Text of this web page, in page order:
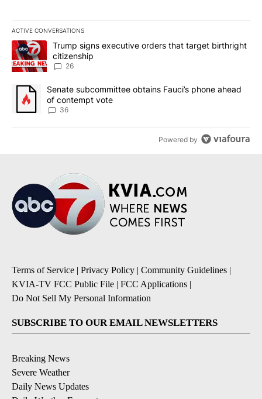
ACTIVE CONVERSATIONS
The following is a list of the most commented articles in the last
A trending article titled "Trump signs executive orders that
Trump signs executive orders that target birthright
citizenship
26
A trending article titled "Senate subcommittee obtains Fauci’s
Senate subcommittee obtains Fauci’s phone ahead
of contempt vote
36
Powered by
Terms of Service | Privacy Policy | Community Guidelines |
KVIA-TV FCC Public File | FCC Applications |
Do Not Sell My Personal Information
SUBSCRIBE TO OUR EMAIL NEWSLETTERS
Breaking News
Severe Weather
Daily News Updates